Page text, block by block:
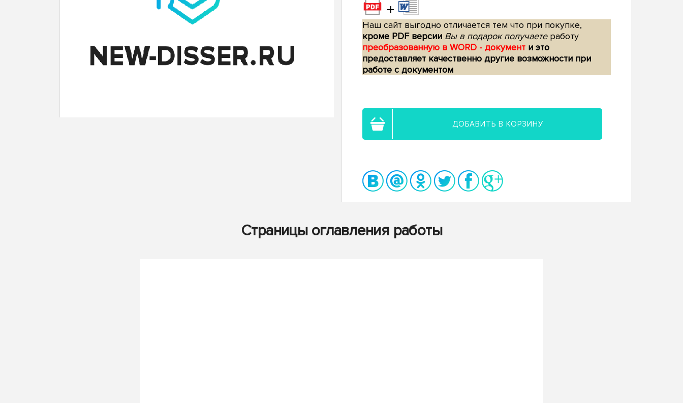
+
Наш сайт выгодно отличается тем что при покупке,
кроме PDF версии Вы в подарок получаетеработу
преобразованную в WORD - документ и это
предоставляет качественно другие возможности при
работе с документом
ДОБАВИТЬ В КОРЗИНУ
Страницы оглавления работы